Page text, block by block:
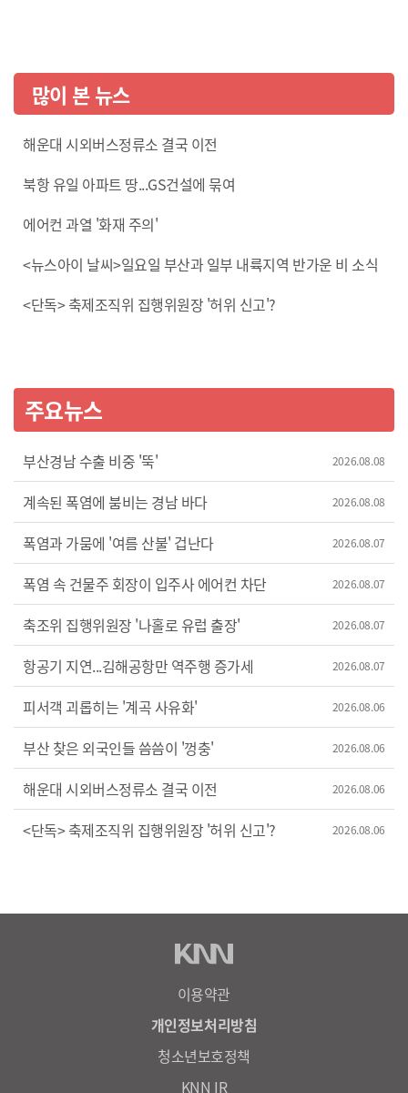
많이 본 뉴스
해운대 시외버스정류소 결국 이전
북항 유일 아파트 땅...GS건설에 묶여
에어컨 과열 '화재 주의'
<뉴스아이 날씨>일요일 부산과 일부 내륙지역 반가운 비 소식
<단독> 축제조직위 집행위원장 '허위 신고'?
주요뉴스
부산경남 수출 비중 '뚝' 2026.08.08
계속된 폭염에 붐비는 경남 바다 2026.08.08
폭염과 가뭄에 '여름 산불' 겁난다 2026.08.07
폭염 속 건물주 회장이 입주사 에어컨 차단 2026.08.07
축조위 집행위원장 '나홀로 유럽 출장' 2026.08.07
항공기 지연...김해공항만 역주행 증가세 2026.08.07
피서객 괴롭히는 '계곡 사유화' 2026.08.06
부산 찾은 외국인들 씀씀이 '껑충' 2026.08.06
해운대 시외버스정류소 결국 이전 2026.08.06
<단독> 축제조직위 집행위원장 '허위 신고'? 2026.08.06
이용약관
개인정보처리방침
청소년보호정책
KNN IR